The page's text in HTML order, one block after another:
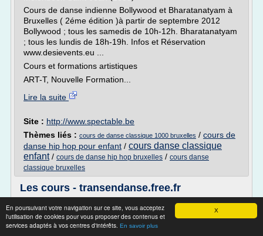
X
En poursuivant votre navigation sur ce site, vous acceptez
l'utilisation de cookies pour vous proposer des contenus et
services adaptés à vos centres d'intérêts. En savoir plus
Cours de danse indienne Bollywood et Bharatanatyam à
Bruxelles ( 2éme édition )à partir de septembre 2012
Bollywood ; tous les samedis de 10h-12h. Bharatanatyam
; tous les lundis de 18h-19h. Infos et Réservation
www.desievents.eu ...
Cours et formations artistiques
ART-T, Nouvelle Formation...
Lire la suite
Site : http://www.spectable.be
Thèmes liés : cours de danse classique 1000 bruxelles / cours de
danse hip hop pour enfant / cours danse classique
enfant/ cours de danse hip hop bruxelles / cours danse
classique bruxelles
Les cours - transendanse.free.fr
Les principes fondamentaux de la danse contemporaine
s'axent autour de l'espace, du temps, de l'énergie.
Dans ce cours, nous explorerons au travers d'exercices